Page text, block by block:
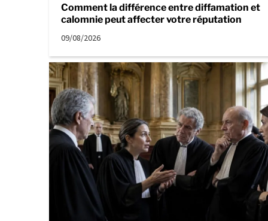
Comment la différence entre diffamation et
calomnie peut affecter votre réputation
09/08/2026